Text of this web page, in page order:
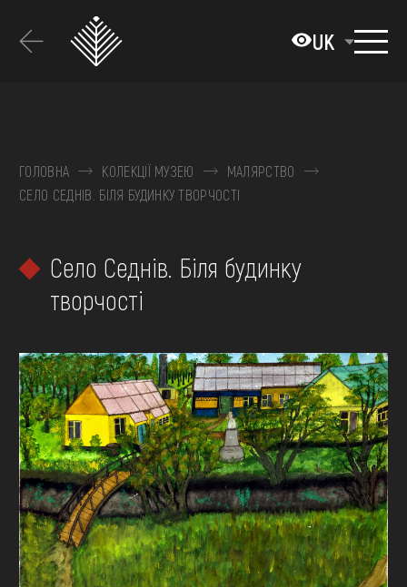
основного
UK
КОЛЕКЦІЇ
ВИСТАВКИ ТА ПОДІЇ
ВІДВІДАТИ
НАВЧИТИСЯ
ПОСЛУГИ
FAQ
ОНЛАЙН-КРАМНИЦЯ
ПІДТРИМАТИ
ГОЛОВНА КОЛЕКЦІЇ МУЗЕЮ
МАЛЯРСТВО
СЕЛО СЕДНІВ. БІЛЯ БУДИНКУ ТВОРЧОСТІ
Село Седнів. Біля будинку
творчості